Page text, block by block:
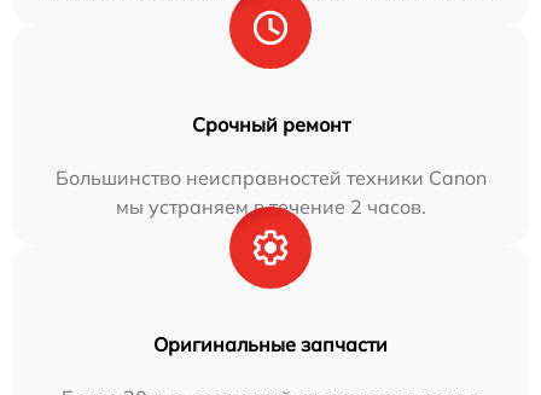
Срочный ремонт
Большинство неисправностей техники Canon
мы устраняем в течение 2 часов.
Оригинальные запчасти